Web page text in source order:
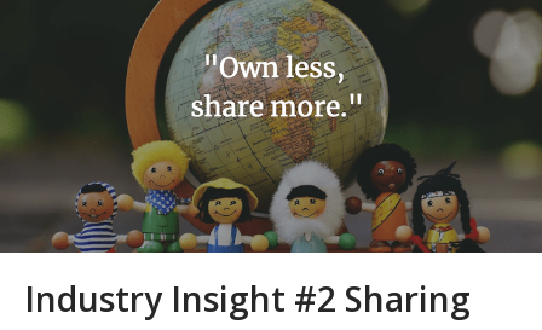
Industry Insight #2 Sharing